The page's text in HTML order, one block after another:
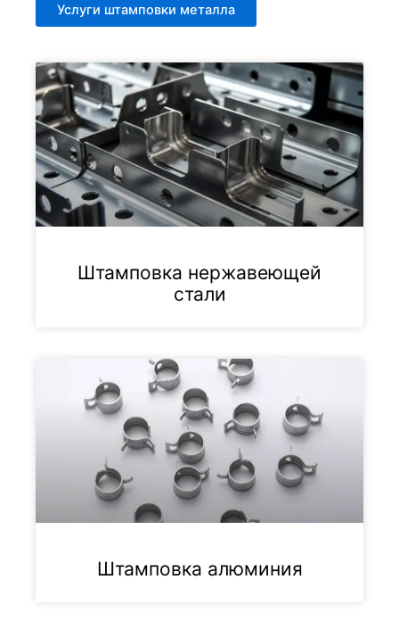
Услуги штамповки металла
Штамповка нержавеющей
стали
Штамповка алюминия